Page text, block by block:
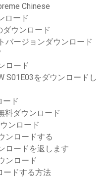
Chinese
ロード
ウンロード
バージョンダウンロード
ロード
S01E03をダウンロードし
ード
料ダウンロード
ンロード
ンロードする
ロードを返します
ンロード
ードする方法